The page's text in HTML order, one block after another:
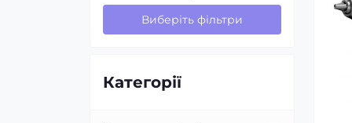
Виберіть фільтри
Категорії